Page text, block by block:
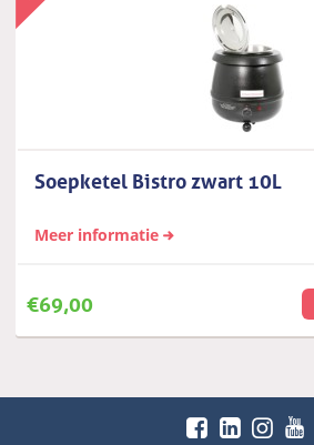
Soepketel Bistro zwart 10L
Meer informatie
€69,00